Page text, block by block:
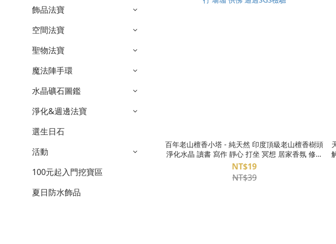
飾品法寶
空間法寶
聖物法寶
魔法陣手環
水晶礦石圖鑑
淨化&週邊法寶
選生日石
活動
100元起入門挖寶區
夏日防水飾品
百年老山檀香小塔 - 純天然 印度頂級老山檀香樹頭
淨化水晶 讀書 寫作 靜心 打坐 冥想 居家香氛 修行
瑜珈 供佛 通過SGS檢驗
NT$19
NT$39